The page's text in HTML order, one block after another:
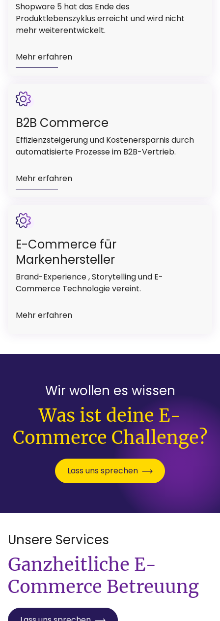
Shopware 5 hat das Ende des
Produktlebenszyklus erreicht und wird nicht
mehr weiterentwickelt.
Mehr erfahren
B2B Commerce
Effizienzsteigerung und Kostenersparnis durch
automatisierte Prozesse im B2B-Vertrieb.
Mehr erfahren
E-Commerce für
Markenhersteller
Brand-Experience , Storytelling und E-
Commerce Technologie vereint.
Mehr erfahren
Wir wollen es wissen
Was ist deine E-
Commerce Challenge?
Lass uns sprechen
Unsere Services
Ganzheitliche E-
Commerce Betreuung